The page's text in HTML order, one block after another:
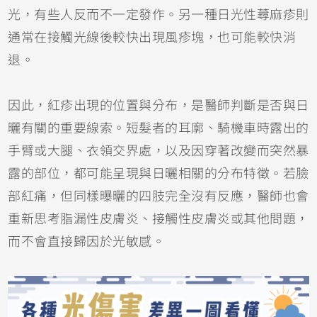
光，有些人反而不一定發作。另一種日光性蕁麻疹則
通常在接觸光線後較快出現風疹塊，也可能較快消
退。
因此，紅疹出現的位置與分布，是醫師判斷是否與日
曬有關的重要線索。短髮者的耳廓、騎機車時露出的
手臂或大腿、衣領交界處，以及因穿著改變而突然暴
露的部位，都可能呈現與日曬相關的分布特徵。若臉
部紅痛，但同樣曝曬的四肢完全沒有反應，醫師也會
重新思考脂漏性皮膚炎、 接觸性皮膚炎 或其他問題，
而不會直接歸因於光敏感。